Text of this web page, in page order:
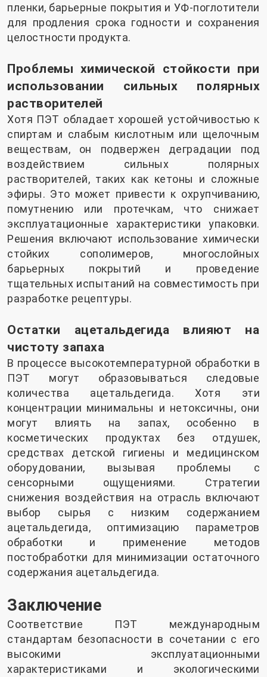
пленки, барьерные покрытия и УФ-поглотители
для продления срока годности и сохранения
целостности продукта.
Проблемы химической стойкости при
использовании сильных полярных
растворителей
Хотя ПЭТ обладает хорошей устойчивостью к
спиртам и слабым кислотным или щелочным
веществам, он подвержен деградации под
воздействием сильных полярных
растворителей, таких как кетоны и сложные
эфиры. Это может привести к охрупчиванию,
помутнению или протечкам, что снижает
эксплуатационные характеристики упаковки.
Решения включают использование химически
стойких сополимеров, многослойных
барьерных покрытий и проведение
тщательных испытаний на совместимость при
разработке рецептуры.
Остатки ацетальдегида влияют на
чистоту запаха
В процессе высокотемпературной обработки в
ПЭТ могут образовываться следовые
количества ацетальдегида. Хотя эти
концентрации минимальны и нетоксичны, они
могут влиять на запах, особенно в
косметических продуктах без отдушек,
средствах детской гигиены и медицинском
оборудовании, вызывая проблемы с
сенсорными ощущениями. Стратегии
снижения воздействия на отрасль включают
выбор сырья с низким содержанием
ацетальдегида, оптимизацию параметров
обработки и применение методов
постобработки для минимизации остаточного
содержания ацетальдегида.
Заключение
Соответствие ПЭТ международным
стандартам безопасности в сочетании с его
высокими эксплуатационными
характеристиками и экологическими